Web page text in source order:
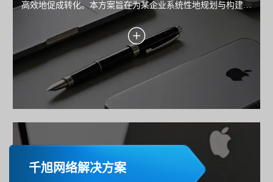
高效地促成转化。本方案旨在为某企业系统性地规划与构建一
个以数据驱动、以用户为中心、以转化为导向的高性能营销平
台。方案将深入阐述从目标设定、用户洞察、转化引擎设计到
技术实现与持续优化的全链路策略，确保每一分投入都能带来
可衡量的业务回报。
千旭网络解决方案